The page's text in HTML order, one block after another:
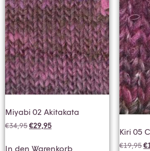
Miyabi 02 Akitakata
€34,95€29,95
In den Warenkorb
Kiri 05
€19,95€